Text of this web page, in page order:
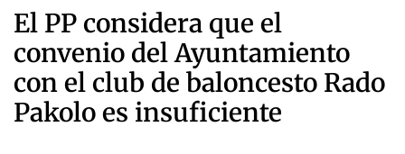
El PP considera que el
convenio del Ayuntamiento
con el club de baloncesto Rado
Pakolo es insuficiente